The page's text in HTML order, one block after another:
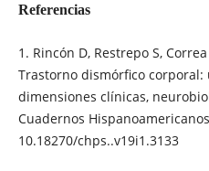
Referencias
1. Rincón D, Restrepo S,
Trastorno dismórfico corporal:
dimensiones clínicas,
Cuadernos
10.18270/chps..v19i1.3133